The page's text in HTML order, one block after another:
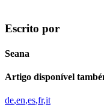
Escrito por
Seana
Artigo disponível
de en es fr it